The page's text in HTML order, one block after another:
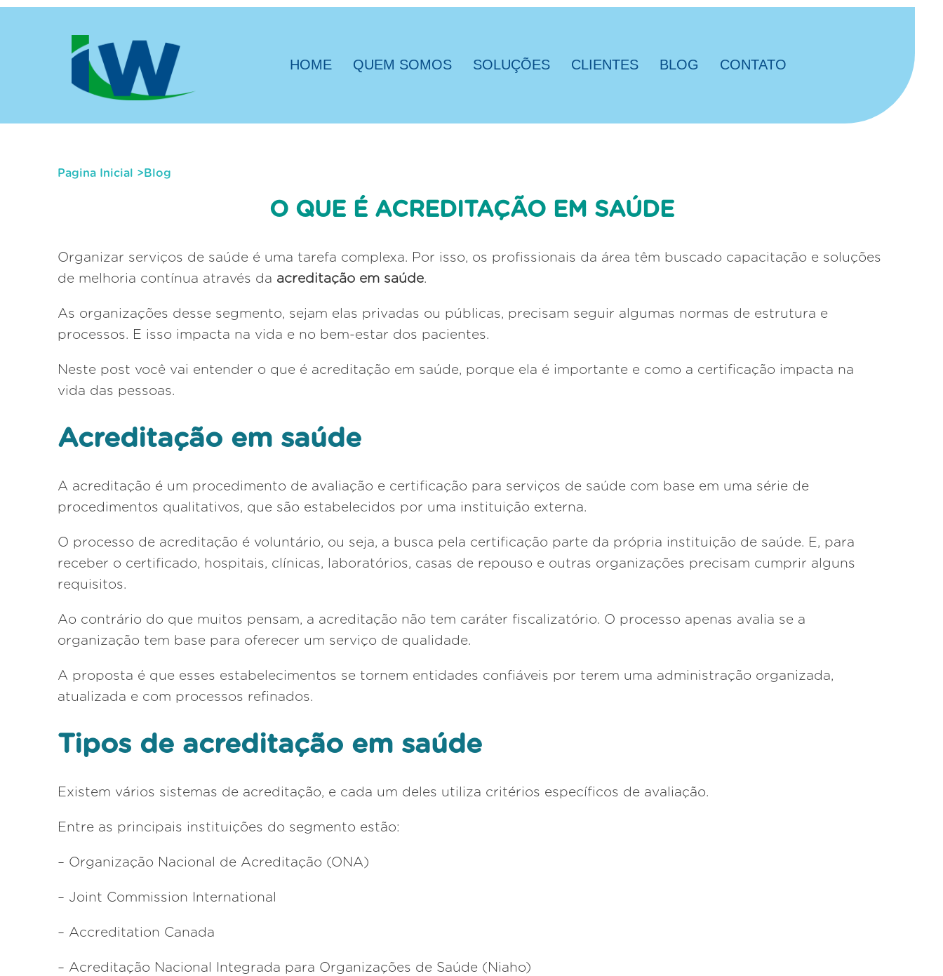
HOME QUEM SOMOS SOLUÇÕES CLIENTES BLOG CONTATO
Pagina Inicial >Blog
O QUE É ACREDITAÇÃO EM SAÚDE
Organizar serviços de saúde é uma tarefa complexa. Por isso, os profissionais da área têm buscado capacitação e soluções
de melhoria contínua através da acreditação em saúde.
As organizações desse segmento, sejam elas privadas ou públicas, precisam seguir algumas normas de estrutura e
processos. E isso impacta na vida e no bem-estar dos pacientes.
Neste post você vai entender o que é acreditação em saúde, porque ela é importante e como a certificação impacta na
vida das pessoas.
Acreditação em saúde
A acreditação é um procedimento de avaliação e certificação para serviços de saúde com base em uma série de
procedimentos qualitativos, que são estabelecidos por uma instituição externa.
O processo de acreditação é voluntário, ou seja, a busca pela certificação parte da própria instituição de saúde. E, para
receber o certificado, hospitais, clínicas, laboratórios, casas de repouso e outras organizações precisam cumprir alguns
requisitos.
Ao contrário do que muitos pensam, a acreditação não tem caráter fiscalizatório. O processo apenas avalia se a
organização tem base para oferecer um serviço de qualidade.
A proposta é que esses estabelecimentos se tornem entidades confiáveis por terem uma administração organizada,
atualizada e com processos refinados.
Tipos de acreditação em saúde
Existem vários sistemas de acreditação, e cada um deles utiliza critérios específicos de avaliação.
Entre as principais instituições do segmento estão:
– Organização Nacional de Acreditação (ONA)
– Joint Commission International
– Accreditation Canada
– Acreditação Nacional Integrada para Organizações de Saúde (Niaho)